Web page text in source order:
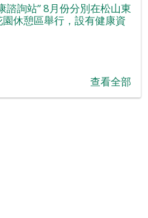
諮詢站” 8月份分別在松山東
休憩區舉行，設有健康資
查看全部